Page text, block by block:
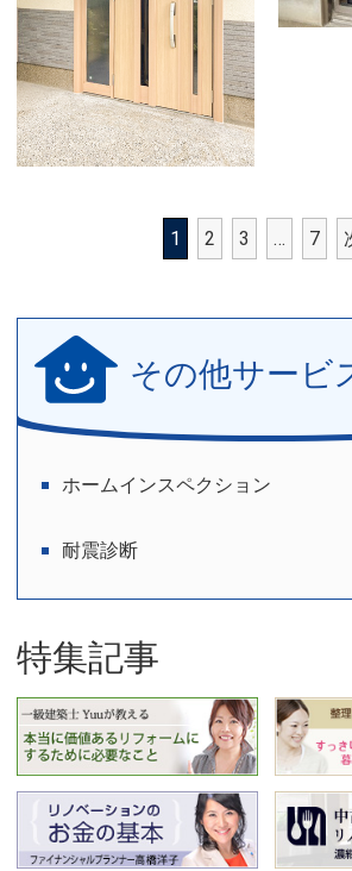
1 2 3 … 7
その他サービ
ホームインスペクション
耐震診断
特集記事